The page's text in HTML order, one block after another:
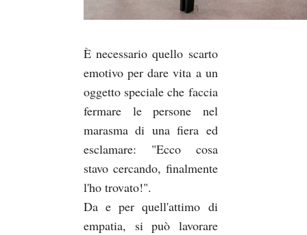
È necessario quello scarto
emotivo per dare vita a un
oggetto speciale che faccia
fermare le persone nel
marasma di una fiera ed
esclamare: "Ecco cosa
stavo cercando, finalmente
l'ho trovato!".
Da e per quell'attimo di
empatia, si può lavorare